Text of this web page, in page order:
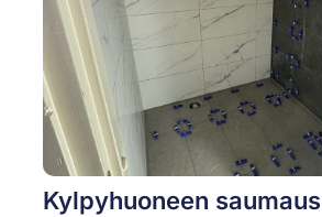
Kylpyhuoneen saumaus